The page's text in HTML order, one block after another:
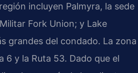
incluyen Palmyra, la sede
Fork Union; y Lake
grandes del condado. La zona
6 y la Ruta 53. Dado que el